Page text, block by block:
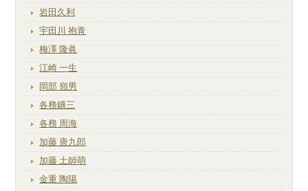
岩田久利
宇田川 抱青
梅澤 隆眞
江崎 一生
岡部 嶺男
各務鑛三
各務 周海
加藤 唐九郎
加藤 土師萌
金重 陶陽